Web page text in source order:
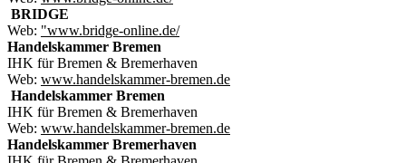
BRIDGE
Web: "www.bridge-online.de/
Handelskammer Bremen
IHK für Bremen & Bremerhaven
Web: www.handelskammer-bremen.de
Handelskammer Bremen
IHK für Bremen & Bremerhaven
Web: www.handelskammer-bremen.de
Handelskammer Bremerhaven